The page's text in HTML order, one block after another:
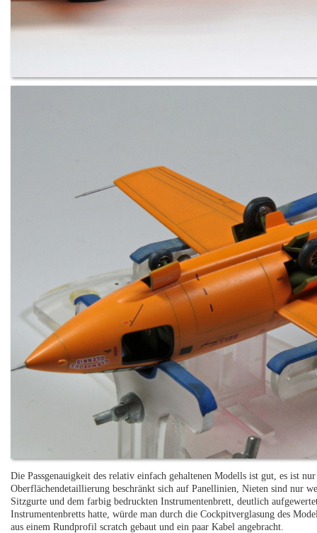
Die Passgenauigkeit des relativ einfach gehaltenen Modells ist gut, es ist
Oberflächendetaillierung beschränkt sich auf Panellinien, Nieten sind nur
Sitzgurte und dem farbig bedruckten Instrumentenbrett, deutlich
Instrumentenbretts hatte, würde man durch die Cockpitverglasung des
aus einem Rundprofil scratch gebaut und ein paar Kabel angebracht.